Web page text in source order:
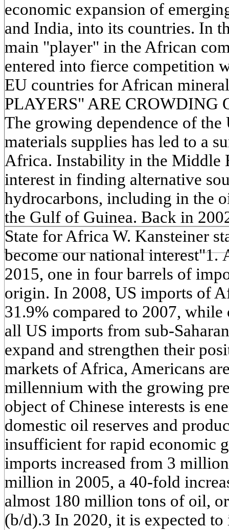
economic expansion of
and India, into its countries. In
main "player" in the African
entered into fierce competition
EU countries for African
PLAYERS" ARE CROWDING
The growing dependence of
materials supplies has led to a
Africa. Instability in the Middle
interest in finding alternative
hydrocarbons, including in the
the Gulf of Guinea. Back in
State for Africa W. Kansteiner
become our national interest"1.
2015, one in four barrels of
origin. In 2008, US imports of
31.9% compared to 2007,
all US imports from sub-
expand and strengthen their
markets of Africa, Americans
millennium with the growing
object of Chinese interests is
domestic oil reserves and
insufficient for rapid economic
imports increased from 3
million in 2005, a 40-fold
almost 180 million tons of oil,
(b/d).3 In 2020, it is expected